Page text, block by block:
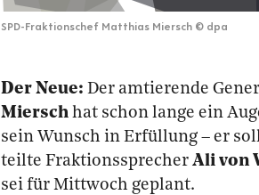
SPD-Fraktionschef Matthias Miersch © dpa
Der Neue: Der amtierende
Miersch hat schon lange ein
sein Wunsch in Erfüllung – er
teilte Fraktionssprecher Ali von
sei für Mittwoch geplant.